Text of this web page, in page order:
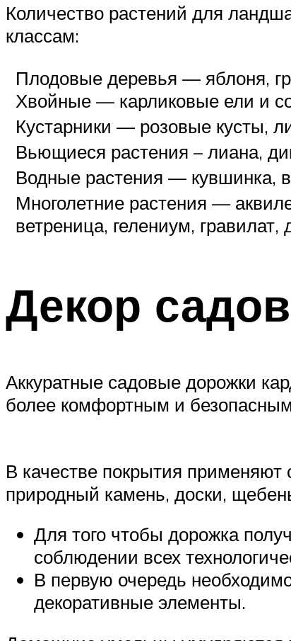
Количество растений для
классам:
Плодовые деревья — яблоня,
Хвойные — карликовые ели и
Кустарники — розовые кусты,
Вьющиеся растения – лиана,
Водные растения — кувшинка,
Многолетние растения —
ветреница, гелениум,
Декор
Аккуратные садовые дорожки
более комфортным и
В качестве покрытия применяют
природный камень, доски,
Для того чтобы дорожка
соблюдении всех
В первую очередь
декоративные элементы.